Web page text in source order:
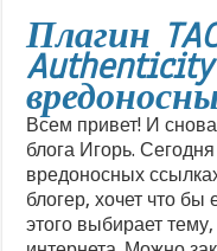
Плагин
Всем привет! И
блога Игорь.
вредоносных
блогер, хочет что
этого выбирает